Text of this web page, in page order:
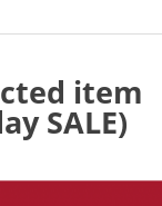
item
SALE)